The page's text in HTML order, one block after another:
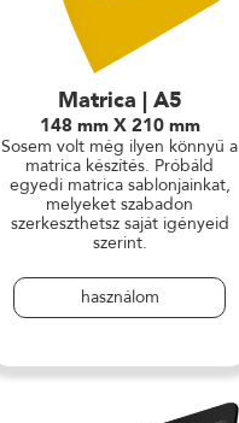
Matrica | A5
148 mm X 210 mm
Sosem volt még ilyen könnyű a
matrica készítés. Próbáld
egyedi matrica sablonjainkat,
melyeket szabadon
szerkeszthetsz saját igényeid
szerint.
használom